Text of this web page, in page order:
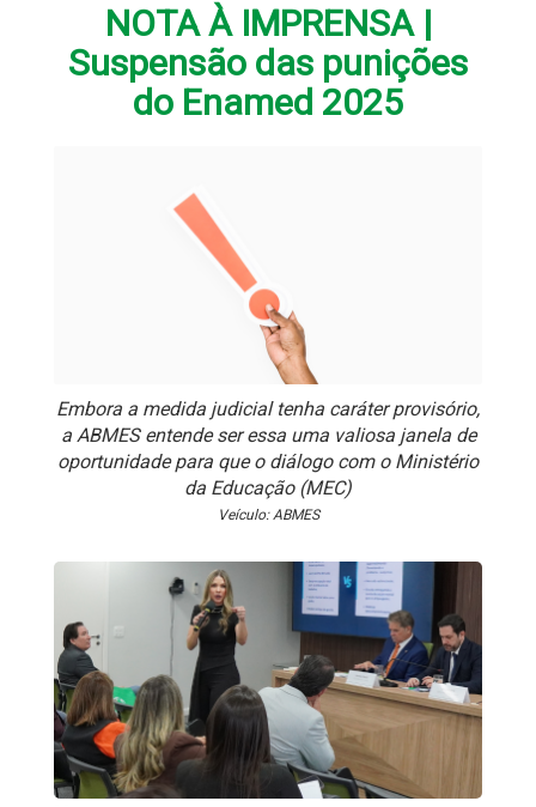
NOTA À IMPRENSA |
Suspensão das punições
do Enamed 2025
Embora a medida judicial tenha caráter provisório,
a ABMES entende ser essa uma valiosa janela de
oportunidade para que o diálogo com o Ministério
da Educação (MEC)
Veículo: ABMES